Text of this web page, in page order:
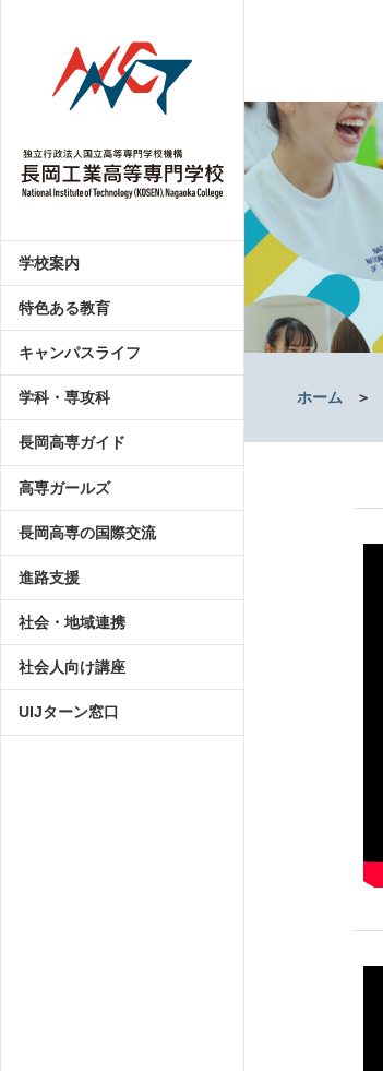
学校案内
特色ある教育
キャンパスライフ
学科・専攻科
長岡高専ガイド
高専ガールズ
長岡高専の国際交流
進路支援
社会・地域連携
社会人向け講座
UIJターン窓口
ホーム ＞